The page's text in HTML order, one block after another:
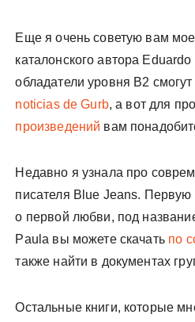
Еще я очень советую вам
каталонского автора
обладатели уровня B2
noticias de Gurb, а вот для
произведений вам
Недавно я узнала про
писателя Blue Jeans. Первую
о первой любви, под
Paula вы можете скачать по
также найти в документах
Остальные книги, которые